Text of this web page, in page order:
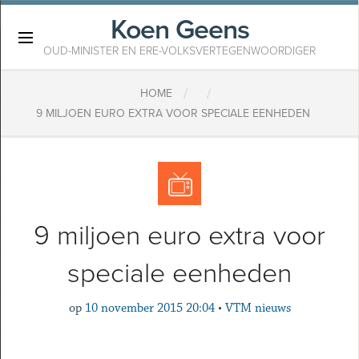
Koen Geens
OUD-MINISTER EN ERE-VOLKSVERTEGENWOORDIGER
HOME / /
9 MILJOEN EURO EXTRA VOOR SPECIALE EENHEDEN
9 miljoen euro extra voor
speciale eenheden
op 10 november 2015 20:04 • VTM nieuws